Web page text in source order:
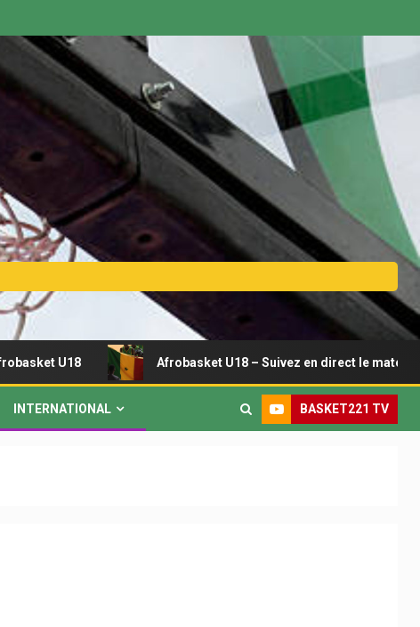
Afrobasket U18 – Suivez en direct le match Sénégal –
INTERNATIONAL BASKET221 TV